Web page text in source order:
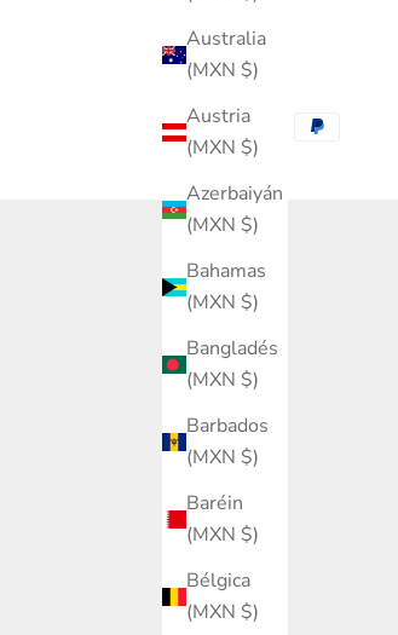
Australia
(MXN $)
Austria
(MXN $)
Azerbaiyán
(MXN $)
Bahamas
(MXN $)
Bangladés
(MXN $)
Barbados
(MXN $)
Baréin
(MXN $)
Bélgica
(MXN $)